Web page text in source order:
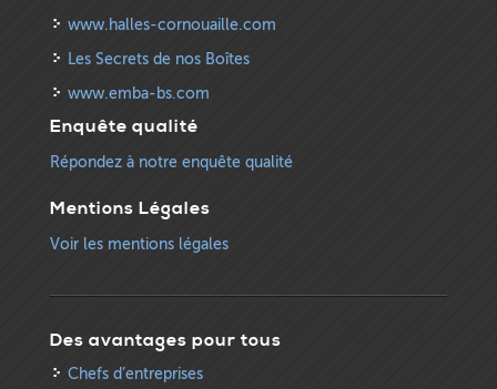
www.halles-cornouaille.com
Les Secrets de nos Boîtes
www.emba-bs.com
Enquête qualité
Répondez à notre enquête qualité
Mentions Légales
Voir les mentions légales
Des avantages pour tous
Chefs d’entreprises